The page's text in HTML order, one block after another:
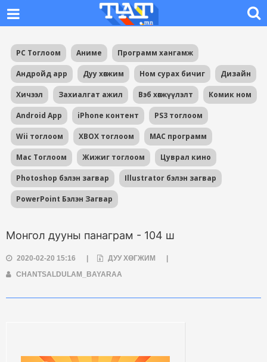
PC Тоглоом Аниме Программ хангамж
Андройд app Дуу хөгжим Ном сурах бичиг Дизайн
Хичээл Захиалгат ажил Вэб хөгжүүлэлт Комик ном
Android App iPhone контент PS3 тоглоом
Wii тоглоом XBOX тоглоом MAC программ
Mac Тоглоом Жижиг тоглоом Цуврал кино
Photoshop бэлэн загвар Illustrator бэлэн загвар
PowerPoint Бэлэн Загвар
Монгол дууны панаграм - 104 ш
2020-02-20 15:16 ДУУ ХӨГЖИМ
CHANTSALDULAM_BAYARAA